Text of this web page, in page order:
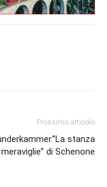
Prossimo articolo
stanza
di Schenone